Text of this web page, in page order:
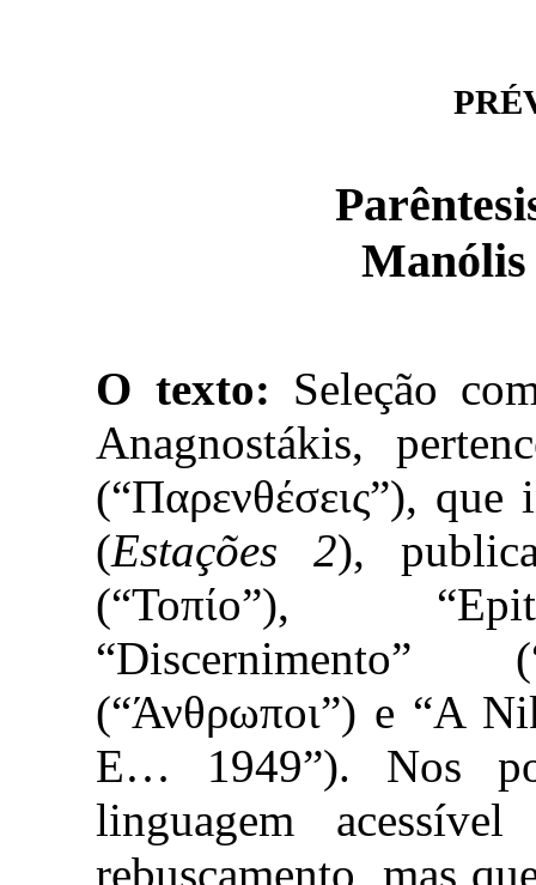
Manólis
O texto: Seleção
Anagnostákis,
(“Παρενθέσεις”),
(Estações 2),
(“Τοπίο”),
“Discernimento”
(“Άνθρωποι”) e “A
Ε… 1949”). Nos
linguagem
rebuscamento, mas